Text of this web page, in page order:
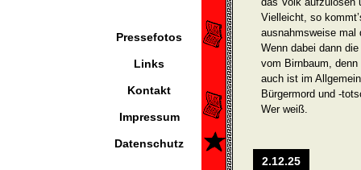
Pressefotos
Links
Kontakt
Impressum
Datenschutz
Vielleicht, so
ausnahmsweise mal
Wenn dabei dann
vom Birnbaum,
auch ist im
Bürgermord und -
Wer weiß.
2.12.25